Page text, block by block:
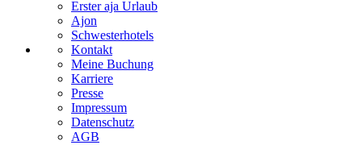
Erster aja Urlaub
Ajon
Schwesterhotels
Kontakt
Meine Buchung
Karriere
Presse
Impressum
Datenschutz
AGB